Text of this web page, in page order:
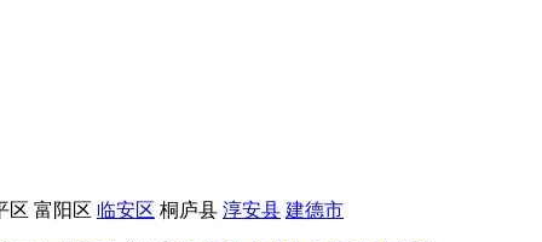
区 富阳区 临安区 桐庐县 淳安县 建德市